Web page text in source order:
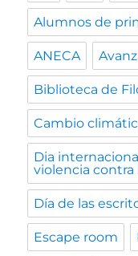
Alumnos de
ANECA
Biblioteca de
Cambio
Dia
violencia contra
Día de las
Escape room